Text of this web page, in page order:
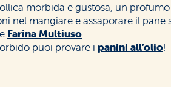
morbida e gustosa, un
nel mangiare e assaporare il pane
e Farina Multiuso.
puoi provare i panini all’olio!